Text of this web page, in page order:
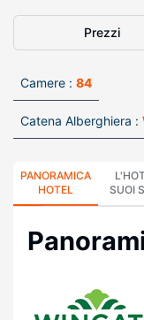
Prezzi
Camere : 84
Catena Alberghiera :
PANORAMICA
HOTEL
SUOI